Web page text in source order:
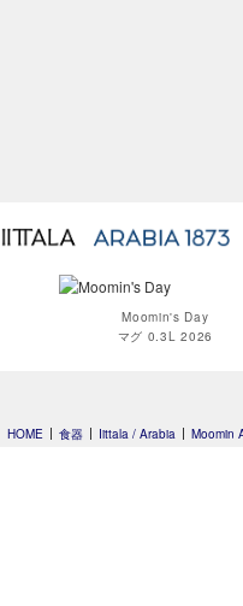
Moomin's Day
マグ 0.3L 2026
HOME 食器 Iittala / Arabia Moomin